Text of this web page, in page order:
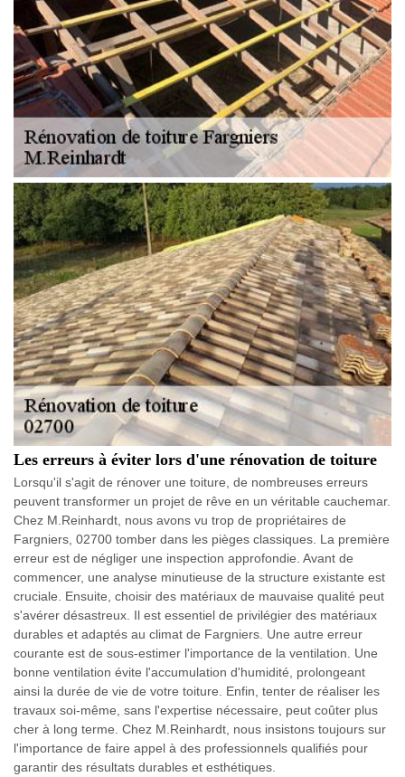
Les erreurs à éviter lors d'une rénovation de toiture
Lorsqu'il s'agit de rénover une toiture, de nombreuses erreurs
peuvent transformer un projet de rêve en un véritable cauchemar.
Chez M.Reinhardt, nous avons vu trop de propriétaires de
Fargniers, 02700 tomber dans les pièges classiques. La première
erreur est de négliger une inspection approfondie. Avant de
commencer, une analyse minutieuse de la structure existante est
cruciale. Ensuite, choisir des matériaux de mauvaise qualité peut
s'avérer désastreux. Il est essentiel de privilégier des matériaux
durables et adaptés au climat de Fargniers. Une autre erreur
courante est de sous-estimer l'importance de la ventilation. Une
bonne ventilation évite l'accumulation d'humidité, prolongeant
ainsi la durée de vie de votre toiture. Enfin, tenter de réaliser les
travaux soi-même, sans l'expertise nécessaire, peut coûter plus
cher à long terme. Chez M.Reinhardt, nous insistons toujours sur
l'importance de faire appel à des professionnels qualifiés pour
garantir des résultats durables et esthétiques.